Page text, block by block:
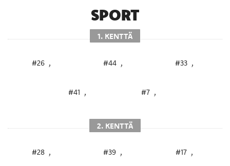
SPORT
1. KENTTÄ
#26 , #44 , #33 ,
#41 , #7 ,
2. KENTTÄ
#28 , #39 , #17 ,